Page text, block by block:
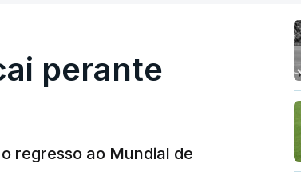
perante
regresso ao Mundial de